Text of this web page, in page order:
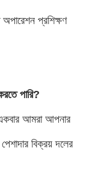
প্রশিক্ষণ
পারি?
আমরা আপনার
বিক্রয় দলের